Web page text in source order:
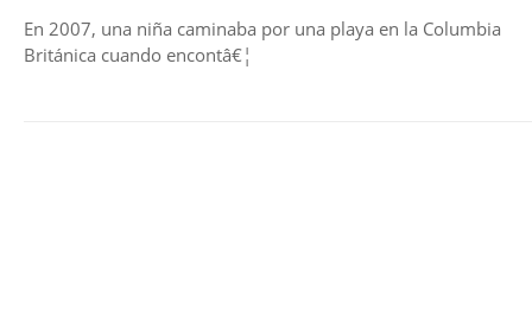
En 2007, una niña caminaba por una playa en la Columbia
Británica cuando encontâ€¦